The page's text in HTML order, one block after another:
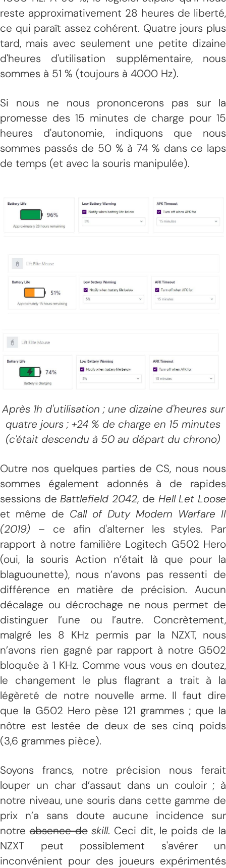
reste approximativement 28 heures de liberté,
ce qui paraît assez cohérent. Quatre jours plus
tard, mais avec seulement une petite dizaine
d'heures d'utilisation supplémentaire, nous
sommes à 51 % (toujours à 4000 Hz).
Si nous ne nous prononcerons pas sur la
promesse des 15 minutes de charge pour 15
heures d'autonomie, indiquons que nous
sommes passés de 50 % à 74 % dans ce laps
de temps (et avec la souris manipulée).
Après 1h d'utilisation ; une dizaine d'heures sur
quatre jours ; +24 % de charge en 15 minutes
(c'était descendu à 50 au départ du chrono)
Outre nos quelques parties de CS, nous nous
sommes également adonnés à de rapides
sessions deBattlefield 2042, de Hell Let Loose
et même de Call of Duty Modern Warfare II
(2019) – ce afin d'alterner les styles. Par
rapport à notre familière Logitech G502 Hero
(oui, la souris Action n’était là que pour la
blaguounette), nous n’avons pas ressenti de
différence en matière de précision. Aucun
décalage ou décrochage ne nous permet de
distinguer l’une ou l’autre. Concrètement,
malgré les 8 KHz permis par la NZXT, nous
n’avons rien gagné par rapport à notre G502
bloquée à 1 KHz. Comme vous vous en doutez,
le changement le plus flagrant a trait à la
légèreté de notre nouvelle arme. Il faut dire
que la G502 Hero pèse 121 grammes ; que la
nôtre est lestée de deux de ses cinq poids
(3,6 grammes pièce).
Soyons francs, notre précision nous ferait
louper un char d’assaut dans un couloir ; à
notre niveau, une souris dans cette gamme de
prix n’a sans doute aucune incidence sur
notreabsence de skill. Ceci dit, le poids de la
NZXT peut possiblement s'avérer un
inconvénient pour des joueurs expérimentés